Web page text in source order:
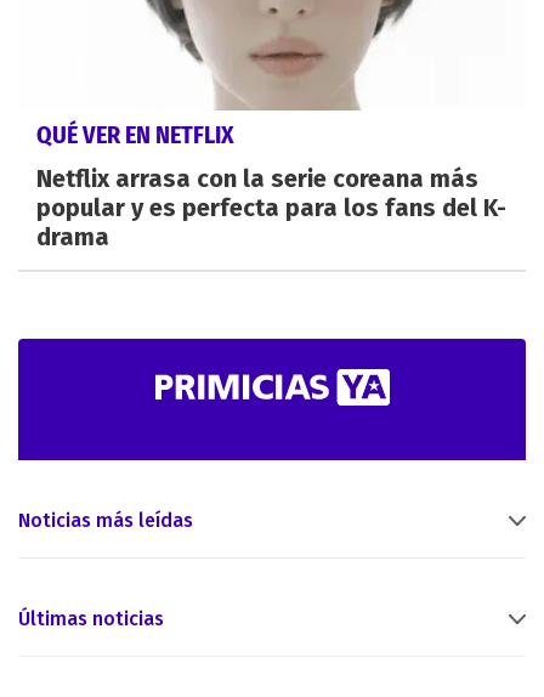
QUÉ VER EN NETFLIX
Netflix arrasa con la serie coreana más
popular y es perfecta para los fans del K-
drama
Noticias más leídas
Últimas noticias